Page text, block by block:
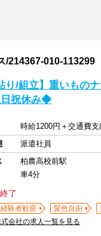
/214367-010-113299
り/組立】重いもの
日祝休み◆
時給1200円＋交通費支
派遣社員
柏農高校前駅
車4分
了
験者歓迎 髪色自由
会社の求人一覧を見る